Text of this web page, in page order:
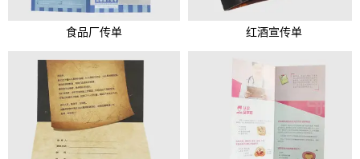
食品厂传单 红酒宣传单